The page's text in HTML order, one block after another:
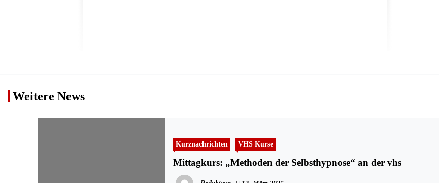
Weitere News
Kurznachrichten VHS Kurse
Mittagkurs: „Methoden der Selbsthypnose“ an der vhs